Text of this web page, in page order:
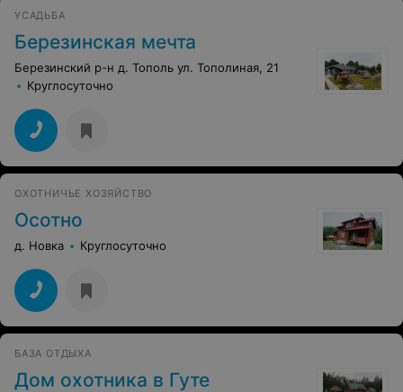
УСАДЬБА
Березинская мечта
Березинский р-н д. Тополь ул. Тополиная, 21
Круглосуточно
ОХОТНИЧЬЕ ХОЗЯЙСТВО
Осотно
д. Новка Круглосуточно
БАЗА ОТДЫХА
Дом охотника в Гуте